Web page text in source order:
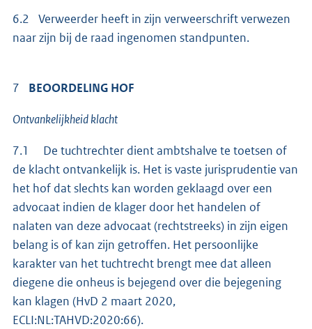
6.2 Verweerder heeft in zijn verweerschrift verwezen
naar zijn bij de raad ingenomen standpunten.
7 BEOORDELING HOF
Ontvankelijkheid klacht
7.1 De tuchtrechter dient ambtshalve te toetsen of
de klacht ontvankelijk is. Het is vaste jurisprudentie van
het hof dat slechts kan worden geklaagd over een
advocaat indien de klager door het handelen of
nalaten van deze advocaat (rechtstreeks) in zijn eigen
belang is of kan zijn getroffen. Het persoonlijke
karakter van het tuchtrecht brengt mee dat alleen
diegene die onheus is bejegend over die bejegening
kan klagen (HvD 2 maart 2020,
ECLI:NL:TAHVD:2020:66).